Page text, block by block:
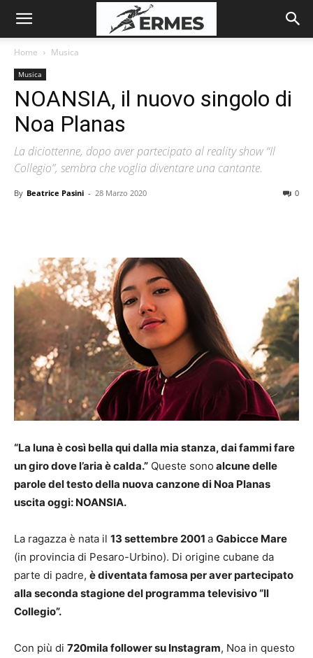
Home Musica
Musica
NOANSIA, il nuovo singolo di
Noa Planas
La diciottenne, dopo aver partecipato al reality show “Il
Collegio”, sembra che voglia diventare una cantante.
By Beatrice Pasini - 28 Marzo 2020 0
“La luna è così bella qui dalla mia stanza, dai fammi fare
un giro dove l’aria è calda.” Queste sono alcune delle
parole del testo della nuova canzone di Noa Planas
uscita oggi: NOANSIA.
La ragazza è nata il 13 settembre 2001 a Gabicce Mare
(in provincia di Pesaro-Urbino). Di origine cubane da
parte di padre, è diventata famosa per aver partecipato
alla seconda stagione del programma televisivo “Il
Collegio”.
Con più di 720mila follower su Instagram, Noa in questo